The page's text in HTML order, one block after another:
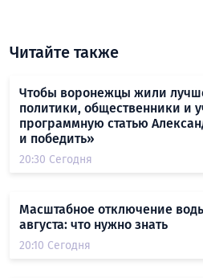
Читайте также
Чтобы воронежцы жили
политики, общественники и
программную статью
и победить»
20:30 Сегодня
Масштабное отключение
августа: что нужно знать
20:10 Сегодня